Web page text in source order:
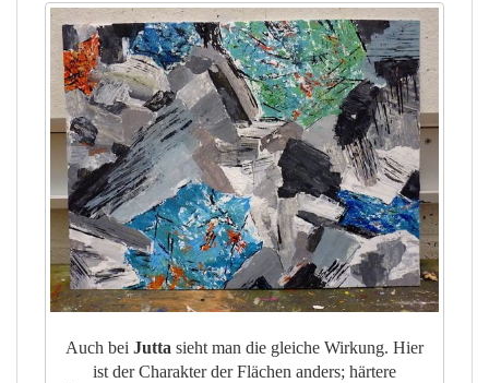
Auch bei Jutta sieht man die gleiche Wirkung. Hier
ist der Charakter der Flächen anders; härtere